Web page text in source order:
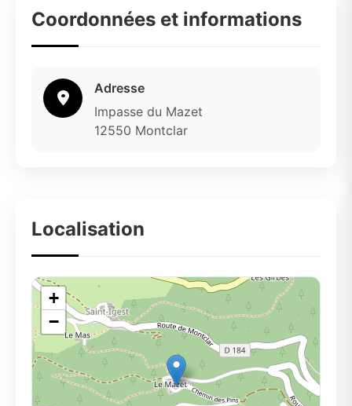
Coordonnées et informations
Adresse
Impasse du Mazet
12550 Montclar
Localisation
+
−